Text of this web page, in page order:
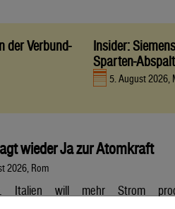
der Verbund-
Insider:
Sparten-
5. August 2026,
wieder Ja zur Atomkraft
2026, Rom
Italien will mehr Strom